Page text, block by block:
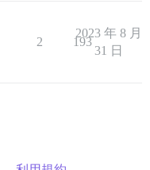
2 193
2023 年 8 月
31 日